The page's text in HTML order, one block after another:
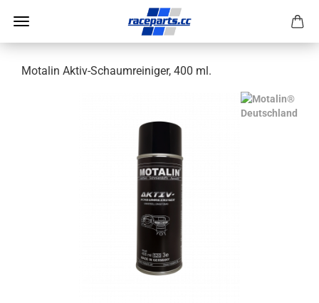
Motalin Aktiv-Schaumreiniger, 400 ml.